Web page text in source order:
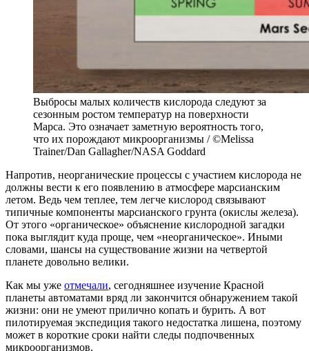
Выбросы малых количеств кислорода следуют за
сезонным ростом температур на поверхности
Марса. Это означает заметную вероятность того,
что их порождают микроорганизмы / ©Melissa
Trainer/Dan Gallagher/NASA Goddard
Напротив, неорганические процессы с участием кислорода не
должны вести к его появлению в атмосфере марсианским
летом. Ведь чем теплее, тем легче кислород связывают
типичные компоненты марсианского грунта (окислы железа).
От этого «органическое» объяснение кислородной загадки
пока выглядит куда проще, чем «неорганическое». Иными
словами, шансы на существование жизни на четвертой
планете довольно велики.
Как мы уже отмечали, сегодняшнее изучение Красной
планеты автоматами вряд ли закончится обнаружением такой
жизни: они не умеют прилично копать и бурить. А вот
пилотируемая экспедиция такого недостатка лишена, поэтому
может в короткие сроки найти следы подпочвенных
микроорганизмов.